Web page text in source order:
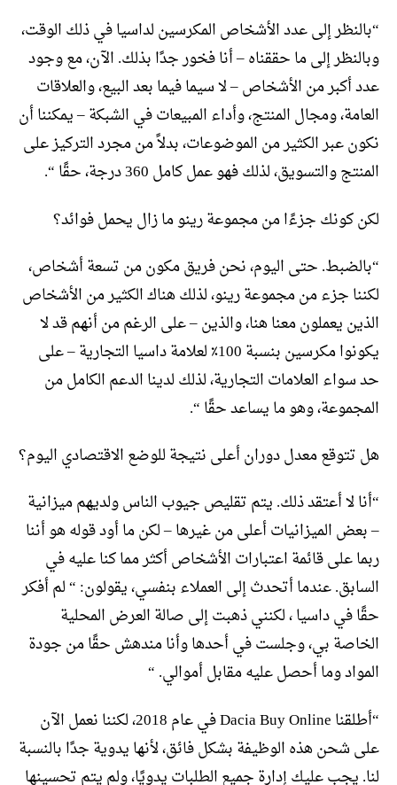
“بالنظر إلى عدد الأشخاص المكرسين لداسيا في ذلك الوقت،
وبالنظر إلى ما حققناه – أنا فخور جدًا بذلك. الآن، مع وجود
عدد أكبر من الأشخاص – لا سيما فيما بعد البيع، والعلاقات
العامة، ومجال المنتج، وأداء المبيعات في الشبكة – يمكننا أن
نكون عبر الكثير من الموضوعات، بدلاً من مجرد التركيز على
المنتج والتسويق، لذلك فهو عمل كامل 360 درجة، حقًا “.
لكن كونك جزءًا من مجموعة رينو ما زال يحمل فوائد؟
“بالضبط. حتى اليوم، نحن فريق مكون من تسعة أشخاص،
لكننا جزء من مجموعة رينو، لذلك هناك الكثير من الأشخاص
الذين يعملون معنا هنا، والذين – على الرغم من أنهم قد لا
يكونوا مكرسين بنسبة 100٪ لعلامة داسيا التجارية – على
حد سواء العلامات التجارية، لذلك لدينا الدعم الكامل من
المجموعة، وهو ما يساعد حقًا “.
هل تتوقع معدل دوران أعلى نتيجة للوضع الاقتصادي اليوم؟
“أنا لا أعتقد ذلك. يتم تقليص جيوب الناس ولديهم ميزانية
– بعض الميزانيات أعلى من غيرها – لكن ما أود قوله هو أننا
ربما على قائمة اعتبارات الأشخاص أكثر مما كنا عليه في
السابق. عندما أتحدث إلى العملاء بنفسي، يقولون: “ لم أفكر
حقًا في داسيا ، لكنني ذهبت إلى صالة العرض المحلية
الخاصة بي، وجلست في أحدها وأنا مندهش حقًا من جودة
المواد وما أحصل عليه مقابل أموالي. “
“أطلقنا Dacia Buy Online في عام 2018، لكننا نعمل الآن
على شحن هذه الوظيفة بشكل فائق، لأنها يدوية جدًا بالنسبة
لنا. يجب عليك إدارة جميع الطلبات يدويًا، ولم يتم تحسينها